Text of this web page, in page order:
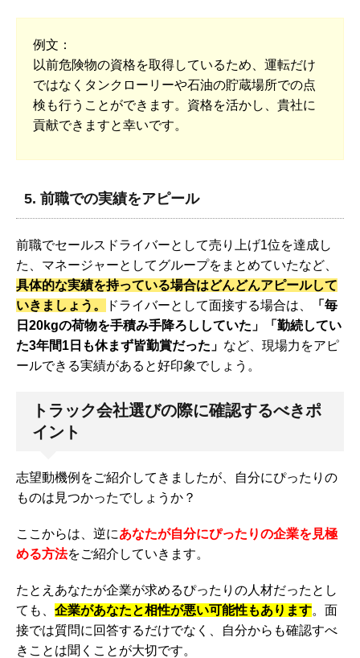
例文：
以前危険物の資格を取得しているため、運転だけ
ではなくタンクローリーや石油の貯蔵場所での点
検も行うことができます。資格を活かし、貴社に
貢献できますと幸いです。
5. 前職での実績をアピール
前職でセールスドライバーとして売り上げ1位を達成し
た、マネージャーとしてグループをまとめていたなど、
具体的な実績を持っている場合はどんどんアピールして
いきましょう。
ドライバーとして面接する場合は、
「毎
日20kgの荷物を手積み手降ろししていた」「勤続してい
た3年間1日も休まず皆勤賞だった」 など、現場力をアピ
ールできる実績があると好印象でしょう。
トラック会社選びの際に確認するべきポ
イント
志望動機例をご紹介してきましたが、自分にぴったりの
ものは見つかったでしょうか？
ここからは、逆にあなたが自分にぴったりの企業を見極
める方法をご紹介していきます。
たとえあなたが企業が求めるぴったりの人材だったとし
ても、 企業があなたと相性が悪い可能性もあります。面
接では質問に回答するだけでなく、自分からも確認すべ
きことは聞くことが大切です。